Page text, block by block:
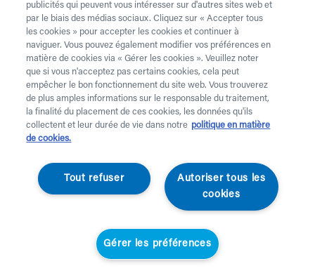
Burmeier
Lampe de lecture Sira
(montage en tube)
publicités qui peuvent vous intéresser sur d'autres sites web et
par le biais des médias sociaux. Cliquez sur « Accepter tous
les cookies » pour accepter les cookies et continuer à
naviguer. Vous pouvez également modifier vos préférences en
matière de cookies via « Gérer les cookies ». Veuillez noter
que si vous n'acceptez pas certains cookies, cela peut
empêcher le bon fonctionnement du site web. Vous trouverez
de plus amples informations sur le responsable du traitement,
la finalité du placement de ces cookies, les données qu'ils
collectent et leur durée de vie dans notre politique en matière
de cookies.
Autoriser tous les
cookies
Tout refuser
Gérer les préférences